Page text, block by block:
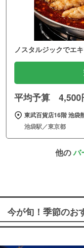
ノスタルジックでエ
平均予算 4,500
東武百貨店16階 池袋
池袋駅／東京都
他のバ
今が旬！季節のお